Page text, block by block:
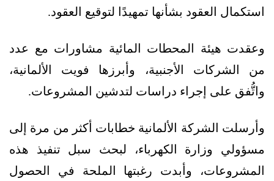
استكمال العقود بشأنها تمهيدًا لتوقيع العقود.
وعقدت هيئة المحطات المائية مشاورات مع عدد
من الشركات الأجنبية، وأبرزها فويت الألمانية،
واتُّفق على إجراء دراسات لتدشين المشروعات.
وأرسلت الشركة الألمانية خطابات أكثر من مرة إلى
مسؤولي وزارة الكهرباء، لبحث سبل تنفيذ هذه
المشروعات، وأبدت رغبتها الملحة في الحصول